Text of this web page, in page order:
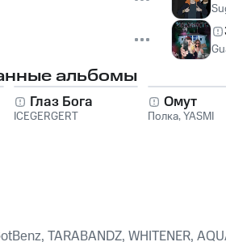
альбомы
Глаз Бога
ICEGERGERT
Омут
Полка,YASMI
TARABANDZ, WHITENER,